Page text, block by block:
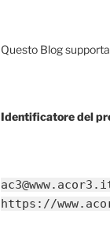
Questo Blog
Identificatore del
https://